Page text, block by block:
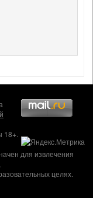
18+.
для извлечения
целях.